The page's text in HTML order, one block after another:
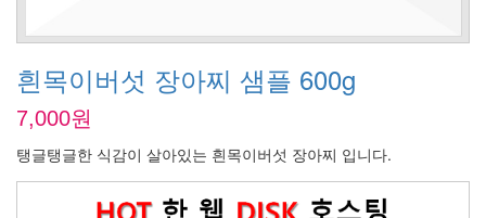
흰목이버섯 장아찌 샘플 600g
7,000원
탱글탱글한 식감이 살아있는 흰목이버섯 장아찌 입니다.